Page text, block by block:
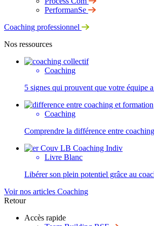
PerformanSe
Coaching professionnel
Nos ressources
Coaching
5 signes qui prouvent que votre équipe
Coaching
Comprendre la différence entre
Livre Blanc
Libérer son plein potentiel grâce au
Voir nos articles Coaching
Retour
Accès rapide